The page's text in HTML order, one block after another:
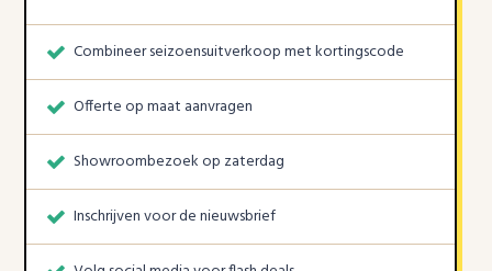
Combineer seizoensuitverkoop met kortingscode
Offerte op maat aanvragen
Showroombezoek op zaterdag
Inschrijven voor de nieuwsbrief